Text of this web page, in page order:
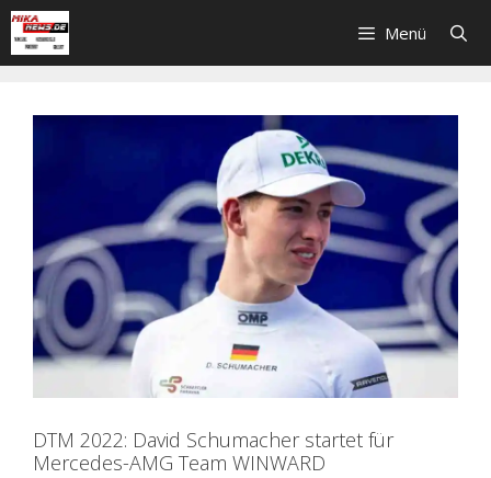
Zum
Inhalt
springen
Menü
DTM 2022: David Schumacher startet für
Mercedes-AMG Team WINWARD